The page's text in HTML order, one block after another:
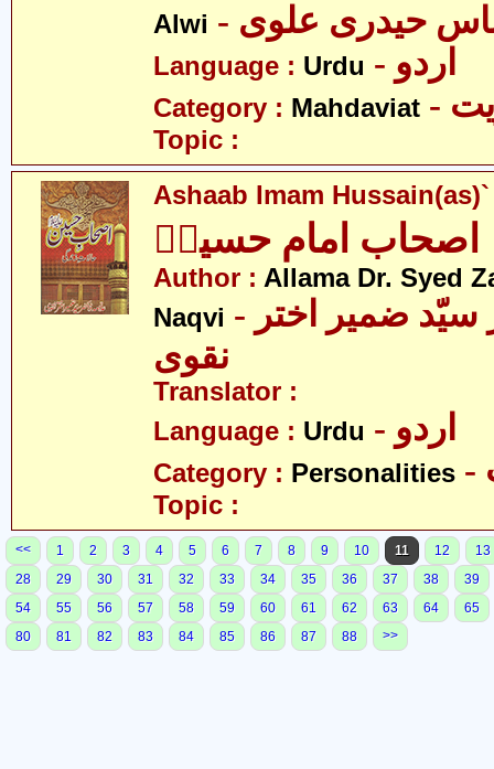
Alwi
عباس حیدری علوی
Language : Urdu - اردو
Category : Mahdaviat
Topic :
Ashaab Imam Hussain(as)`
اصحاب امام حسینؑ
Author : Allama Dr. Syed
Naqvi - علامہ ڈاکٹر سیّد ضمیر اختر
نقوی
Translator :
Language : Urdu - اردو
Category : Personalities
Topic :
<< 1 2 3 4 5 6 7 8 9 10 11 12
13
28
29 30 31 32 33 34 35 36 37 38
39
54
55 56 57 58 59 60 61 62 63 64
65
80
81 82 83 84 85 86 87 88 >>